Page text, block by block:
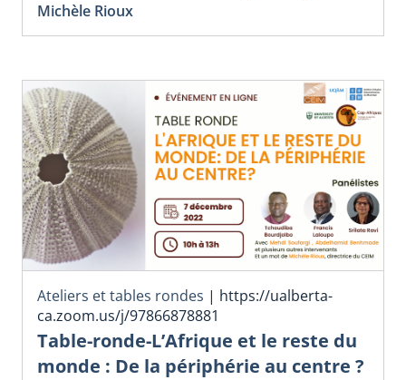
Michèle Rioux
Ateliers et tables rondes | https://ualberta-
ca.zoom.us/j/97866878881
Table-ronde-L’Afrique et le reste du
monde : De la périphérie au centre ?